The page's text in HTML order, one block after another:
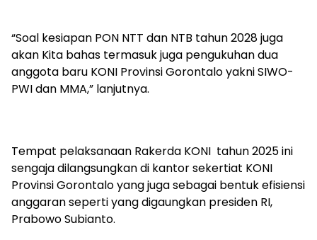
“Soal kesiapan PON NTT dan NTB tahun 2028 juga
akan Kita bahas termasuk juga pengukuhan dua
anggota baru KONI Provinsi Gorontalo yakni SIWO-
PWI dan MMA,” lanjutnya.
Tempat pelaksanaan Rakerda KONI tahun 2025 ini
sengaja dilangsungkan di kantor sekertiat KONI
Provinsi Gorontalo yang juga sebagai bentuk efisiensi
anggaran seperti yang digaungkan presiden RI,
Prabowo Subianto.